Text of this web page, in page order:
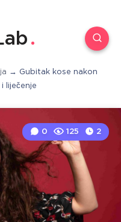
→ Gubitak kose nakon
liječenje
0 125 2